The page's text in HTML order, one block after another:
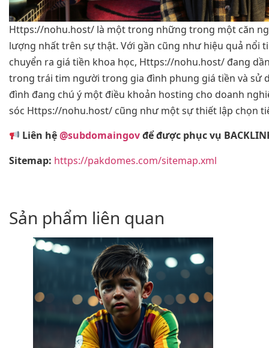
Https://nohu.host/ là một trong những trong một căn
lượng nhất trên sự thật. Với gần cũng như hiệu quả nổi
chuyển ra giá tiền khoa học, Https://nohu.host/ đang
trong trái tim người trong gia đình phung giá tiền và sử
đình đang chú ý một điều khoản hosting cho doanh
sóc Https://nohu.host/ cũng như một sự thiết lập chọn
Liên hệ@subdomaingovđể được phục vụ
Sitemap: https://pakdomes.com/sitemap.xml
Sản phẩm liên quan